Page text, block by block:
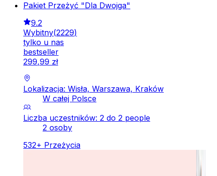
Pakiet Przeżyć "Dla Dwojga"
9.2
Wybitny(2229)
tylko u nas
bestseller
299,99 zł
Lokalizacja: Wisła, Warszawa, Kraków
W całej Polsce
Liczba uczestników: 2 do 2 people
2 osoby
532+ Przeżycia